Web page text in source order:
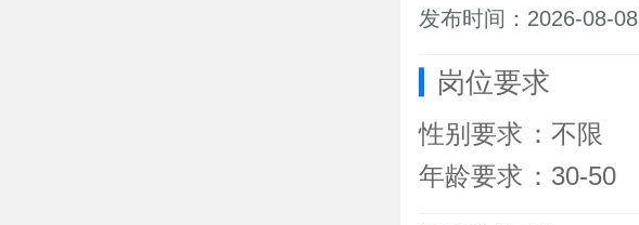
发布时间：2026-08-08
岗位要求
性别要求 ：不限
年龄要求 ： 30-50